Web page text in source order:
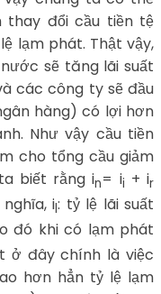
thay đổi cầu tiền tệ
lạm phát. Thật vậy,
sẽ tăng lãi suất
các công ty sẽ đầu
hàng) có lợi hơn
Như vậy cầu tiền
cho tổng cầu giảm
biết rằng in= ii + ir
il: tỷ lệ lãi suất
đó khi có lạm phát
ở đây chính là việc
hơn hẳn tỷ lệ lạm